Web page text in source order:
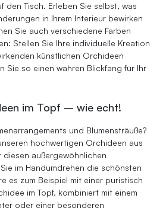
den Tisch. Erleben Sie selbst, was
in Ihrem Interieur bewirken
Sie auch verschiedene Farben
Stellen Sie Ihre individuelle Kreation
künstlichen Orchideen
Sie so einen wahren Blickfang für Ihr
im Topf – wie echt!
und Blumensträuße?
hochwertigen Orchideen aus
diesen außergewöhnlichen
im Handumdrehen die schönsten
es zum Beispiel mit einer puristisch
im Topf, kombiniert mit einem
oder einer besonderen